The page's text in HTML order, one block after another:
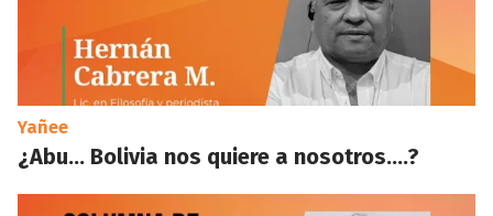
Yañee
¿Abu… Bolivia nos quiere a nosotros….?